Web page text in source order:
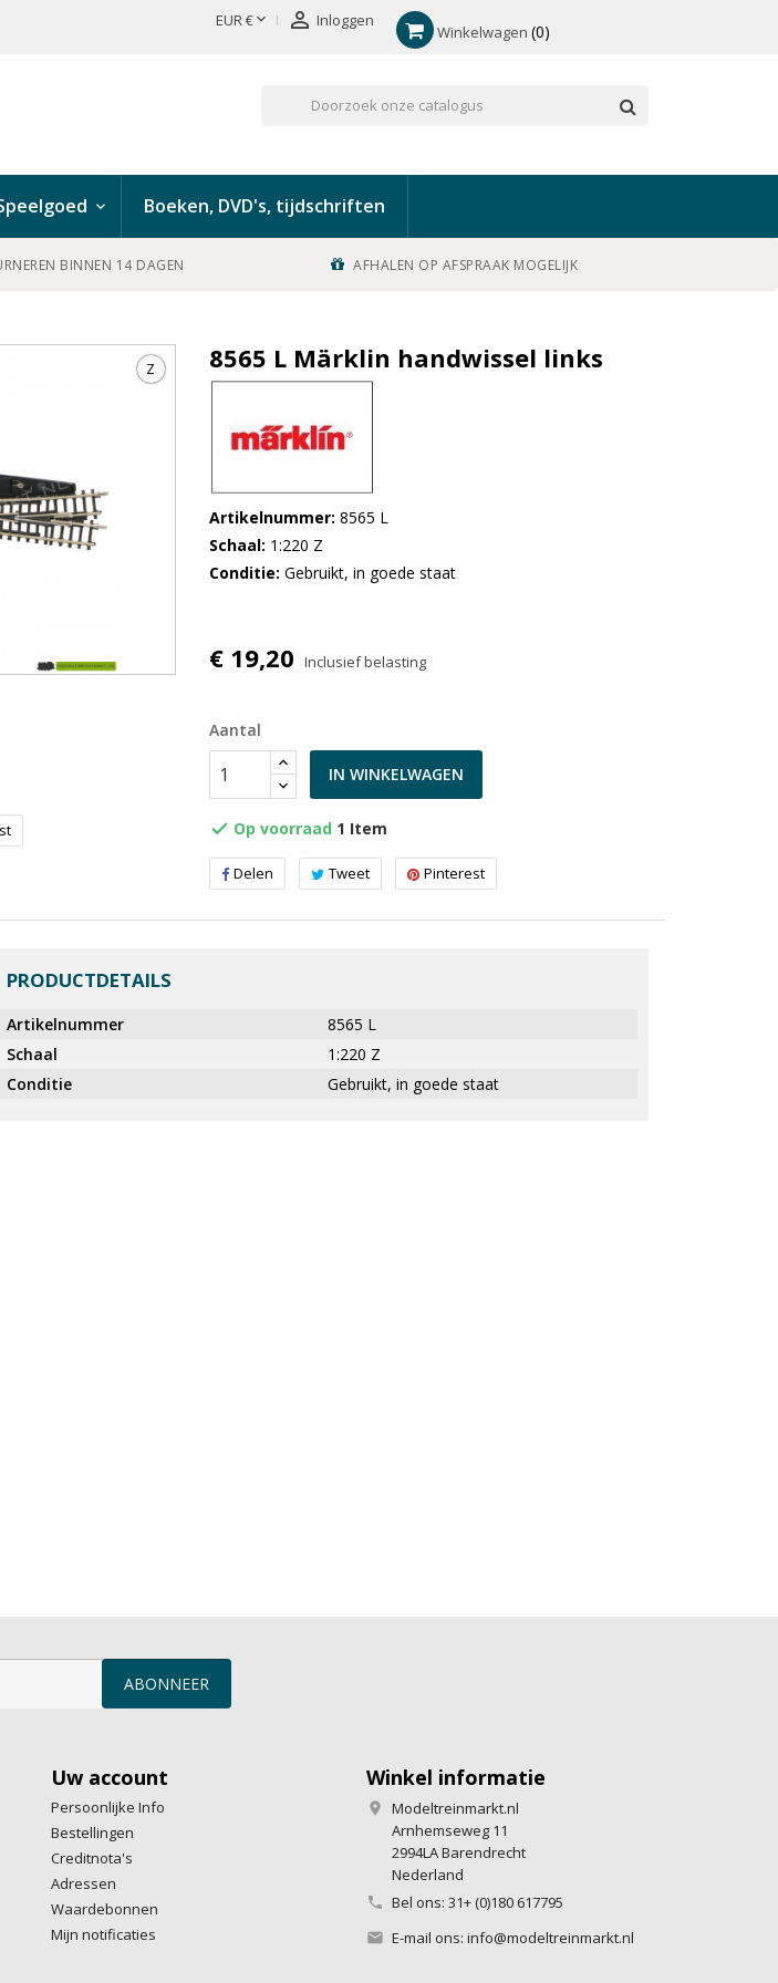
EUR €  Inloggen
Winkelwagen 0
Boeken, DVD's, tijdschriften
BINNEN 14 DAGEN AFHALEN OP AFSPRAAK MOGELIJK
Z 8565 L Märklin handwissel links
Artikelnummer 8565 L
Schaal 1:220 Z
Conditie Gebruikt, in goede staat
€ 19,20 Inclusief belasting
Aantal
IN WINKELWAGEN
 Op voorraad 1 Item
Delen Tweet Pinterest
PRODUCTDETAILS
Artikelnummer
8565 L
Schaal
1:220 Z
Conditie
Gebruikt, in goede staat
Uw account
Persoonlijke Info
Bestellingen
Creditnota's
Adressen
Waardebonnen
Mijn notificaties
Winkel informatie

Modeltreinmarkt.nl
Arnhemseweg 11
2994LA Barendrecht
Nederland
 Bel ons: 31+ (0)180 617795
 E-mail ons: info@modeltreinmarkt.nl